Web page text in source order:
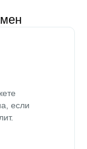
если